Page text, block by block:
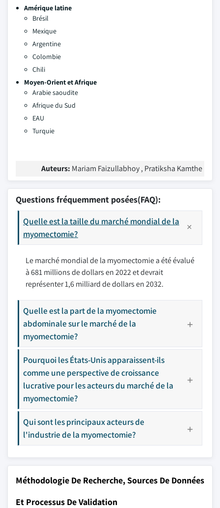
Amérique latine
Brésil
Mexique
Argentine
Colombie
Chili
Moyen-Orient et Afrique
Arabie saoudite
Afrique du Sud
EAU
Turquie
Auteurs: Mariam Faizullabhoy , Pratiksha Kamthe
Questions fréquemment posées(FAQ):
Quelle est la taille du marché mondial de la
myomectomie?
Le marché mondial de la myomectomie a été évalué
à 681 millions de dollars en 2022 et devrait
représenter 1,6 milliard de dollars en 2032.
Quelle est la part de la myomectomie
abdominale sur le marché de la
myomectomie?
Pourquoi les États-Unis apparaissent-ils
comme une perspective de croissance
lucrative pour les acteurs du marché de la
myomectomie?
Qui sont les principaux acteurs de
l'industrie de la myomectomie?
Méthodologie De Recherche, Sources De Données
Et Processus De Validation